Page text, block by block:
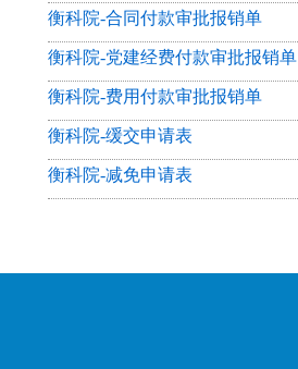
衡科院-合同付款审批报销单
衡科院-党建经费付款审批报销单
衡科院-费用付款审批报销单
衡科院-缓交申请表
衡科院-减免申请表